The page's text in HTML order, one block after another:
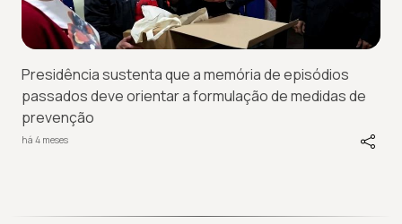
Presidência sustenta que a memória de episódios
passados deve orientar a formulação de medidas de
prevenção
há 4 meses